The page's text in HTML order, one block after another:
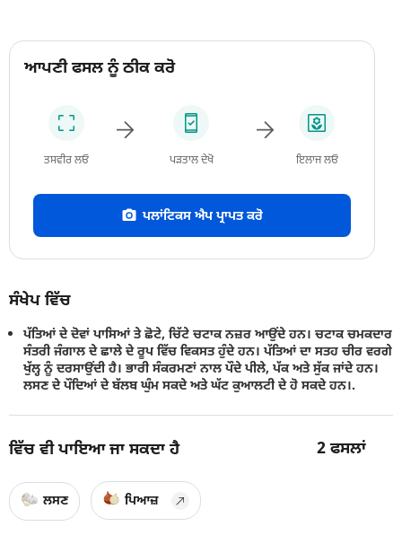
ਆਪਣੀ ਫਸਲ ਨੂੰ ਠੀਕ ਕਰੋ
ਤਸਵੀਰ ਲਓ ਪੜਤਾਲ ਦੇਖੋ ਇਲਾਜ ਲਓ
ਪਲਾਂਟਿਕਸ ਐਪ ਪ੍ਰਾਪਤ ਕਰੋ
ਸੰਖੇਪ ਵਿੱਚ
ਪੱਤਿਆਂ ਦੇ ਦੋਵਾਂ ਪਾਸਿਆਂ ਤੇ ਛੋਟੇ, ਚਿੱਟੇ ਚਟਾਕ ਨਜ਼ਰ ਆਉਂਦੇ ਹਨ। ਚਟਾਕ ਚਮਕਦਾਰ
ਸੰਤਰੀ ਜੰਗਾਲ ਦੇ ਛਾਲੇ ਦੇ ਰੂਪ ਵਿੱਚ ਵਿਕਸਤ ਹੁੰਦੇ ਹਨ। ਪੱਤਿਆਂ ਦਾ ਸਤਹ ਚੀਰ ਵਰਗੇ
ਖੁੱਲ੍ਹ ਨੂੰ ਦਰਸਾਉਂਦੀ ਹੈ। ਭਾਰੀ ਸੰਕਰਮਣਾਂ ਨਾਲ ਪੌਦੇ ਪੀਲੇ, ਪੱਕ ਅਤੇ ਸੁੱਕ ਜਾਂਦੇ ਹਨ।
ਲਸਣ ਦੇ ਪੌਦਿਆਂ ਦੇ ਬੱਲਬ ਘੁੰਮ ਸਕਦੇ ਅਤੇ ਘੱਟ ਕੁਆਲਟੀ ਦੇ ਹੋ ਸਕਦੇ ਹਨ।.
ਵਿੱਚ ਵੀ ਪਾਇਆ ਜਾ ਸਕਦਾ ਹੈ 2ਫਸਲਾਂ
ਲਸਣ ਪਿਆਜ਼